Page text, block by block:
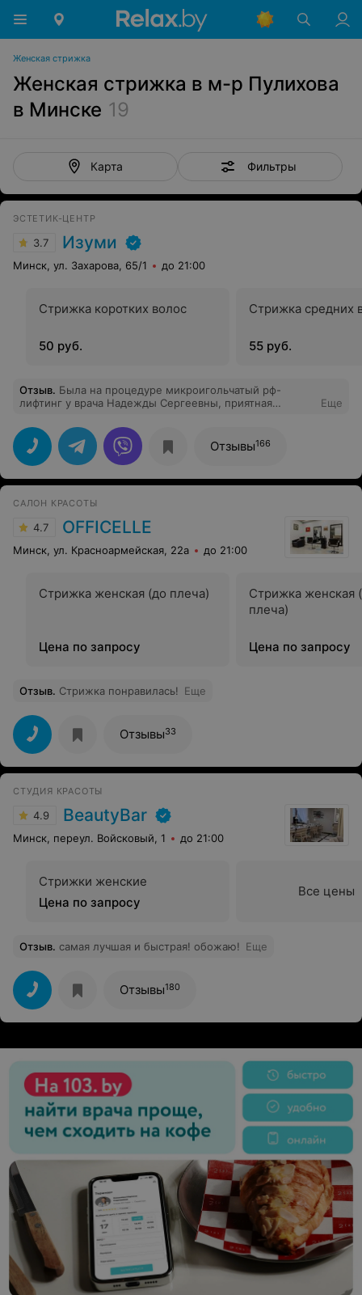
Женская стрижка
Женская стрижка в м-р Пулихова
в Минске 19
Карта Фильтры
ЭСТЕТИК-ЦЕНТР
3.7 Изуми
Минск, ул. Захарова, 65/1 до 21:00
Стрижка коротких волос
50 руб.
Стрижка средних
55 руб.
Отзыв. Была на процедуре микроигольчатый рф-
лифтинг у врача Надежды Сергеевны, приятная
полную информацию по моему запросу, подсказала ,
что будет для меня наилучшим решением. Также в
центре приятный и вежливый персонал
Еще
Отзывы166
САЛОН КРАСОТЫ
4.7 OFFICELLE
Минск, ул. Красноармейская, 22а до 21:00
Стрижка женская (до плеча)
Цена по запросу
Стрижка женская
плеча)
Цена по запросу
Отзыв. Стрижка понравилась! Еще
Отзывы33
СТУДИЯ КРАСОТЫ
4.9 BeautyBar
Минск, переул. Войсковый, 1 до 21:00
Стрижки женские
Цена по запросу
Все цены
Отзыв. самая лучшая и быстрая! обожаю! Еще
Отзывы180